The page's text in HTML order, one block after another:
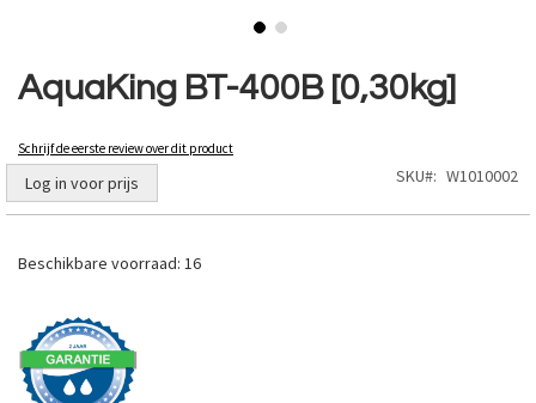
AquaKing BT-400B [0,30kg]
Schrijf de eerste review over dit product
Log in voor prijs SKU W1010002
Beschikbare voorraad: 16
naar
het
van
afbeeldingen-
gallerij